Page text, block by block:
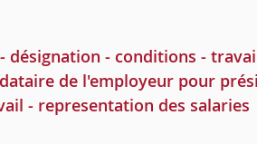
- désignation - conditions -
de l'employeur pour
- representation des salaries